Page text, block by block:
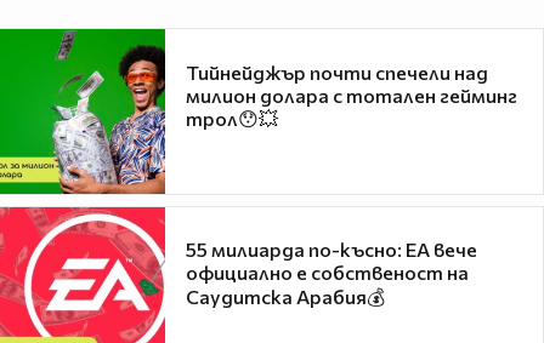
Тийнейджър почти спечели над
милион долара с тотален гейминг
трол😯💥
55 милиарда по-късно: EA вече
официално е собственост на
Саудитска Арабия💰